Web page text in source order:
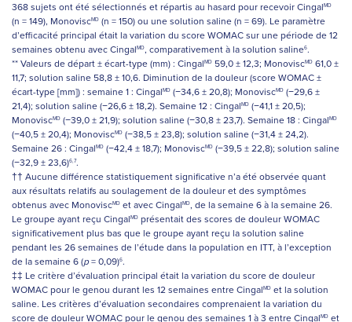
368 sujets ont été sélectionnés et répartis au hasard pour recevoir Cingal MD
(n = 149), MonoviscMD (n = 150) ou une solution saline (n = 69). Le paramètre
d’efficacité principal était la variation du score WOMAC sur une période de 12
semaines obtenu avec Cingal MD, comparativement à la solution saline6.
** Valeurs de départ ± écart-type (mm) : Cingal MD 59,0 ± 12,3; MonoviscMD 61,0 ±
11,7; solution saline 58,8 ± 10,6. Diminution de la douleur (score WOMAC ±
écart-type [mm]) : semaine 1 : Cingal MD (−34,6 ± 20,8); MonoviscMD (−29,6 ±
21,4); solution saline (−26,6 ± 18,2). Semaine 12 : Cingal MD (−41,1 ± 20,5);
MonoviscMD (−39,0 ± 21,9); solution saline (−30,8 ± 23,7). Semaine 18 : Cingal MD
(−40,5 ± 20,4); MonoviscMD (−38,5 ± 23,8); solution saline (−31,4 ± 24,2).
Semaine 26 : Cingal MD (−42,4 ± 18,7); MonoviscMD (−39,5 ± 22,8); solution saline
(−32,9 ± 23,6)6,7.
†† Aucune différence statistiquement significative n’a été observée quant
aux résultats relatifs au soulagement de la douleur et des symptômes
obtenus avec MonoviscMD et avec Cingal MD, de la semaine 6 à la semaine 26.
Le groupe ayant reçu Cingal MD présentait des scores de douleur WOMAC
significativement plus bas que le groupe ayant reçu la solution saline
pendant les 26 semaines de l’étude dans la population en ITT, à l’exception
de la semaine 6 (p= 0,09)6.
‡‡ Le critère d’évaluation principal était la variation du score de douleur
WOMAC pour le genou durant les 12 semaines entre Cingal MD et la solution
saline. Les critères d’évaluation secondaires comprenaient la variation du
score de douleur WOMAC pour le genou des semaines 1 à 3 entre Cingal MD et